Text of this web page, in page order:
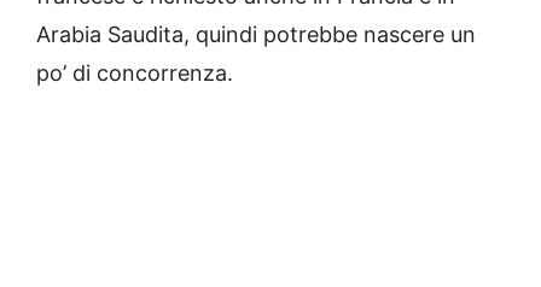
Arabia Saudita, quindi potrebbe nascere un
po’ di concorrenza.